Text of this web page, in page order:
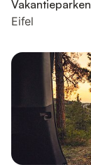
Vakantieparken
Eifel